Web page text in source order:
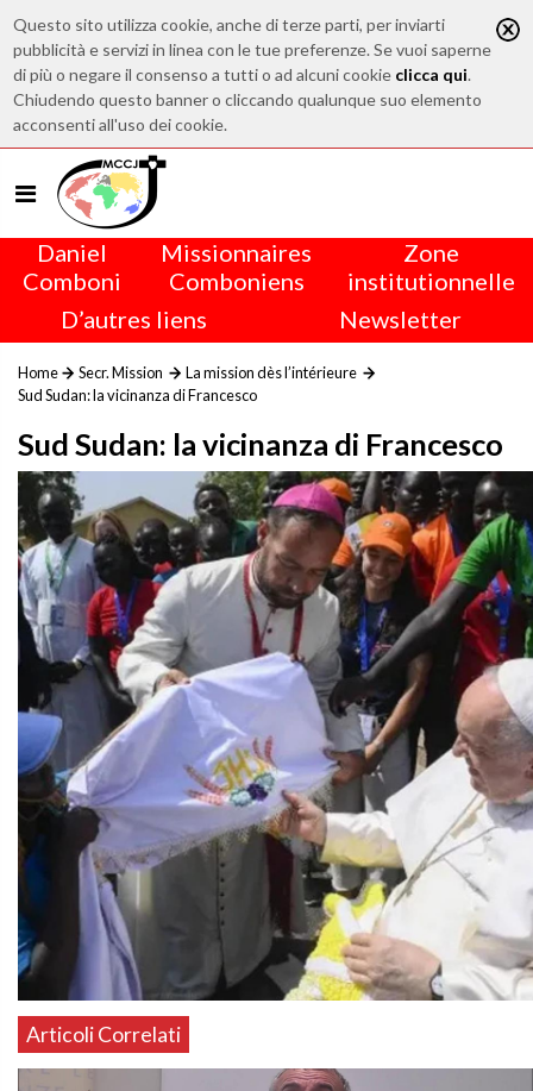
Questo sito utilizza cookie, anche di terze parti, per inviarti
pubblicità e servizi in linea con le tue preferenze. Se vuoi saperne
di più o negare il consenso a tutti o ad alcuni cookie clicca qui.
Chiudendo questo banner o cliccando qualunque suo elemento
acconsenti all'uso dei cookie.
Daniel
Comboni
Missionnaires
Comboniens
Zone
institutionnelle
D’autres liens
Newsletter
Home Secr. Mission
La mission dès l’intérieure
Sud Sudan: la vicinanza di Francesco
Sud Sudan: la vicinanza di Francesco
Articoli Correlati